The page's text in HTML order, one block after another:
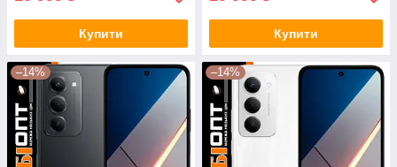
Купити Купити
–14% –14%